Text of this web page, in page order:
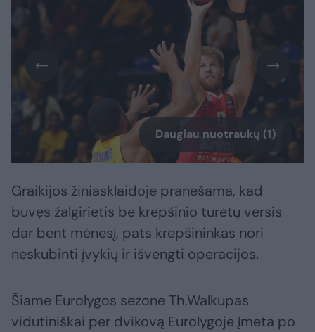
Daugiau nuotraukų (1)
Graikijos žiniasklaidoje pranešama, kad
buvęs žalgirietis be krepšinio turėtų versis
dar bent mėnesį, pats krepšininkas nori
neskubinti įvykių ir išvengti operacijos.
Šiame Eurolygos sezone Th.Walkupas
vidutiniškai per dvikovą Eurolygoje įmeta po